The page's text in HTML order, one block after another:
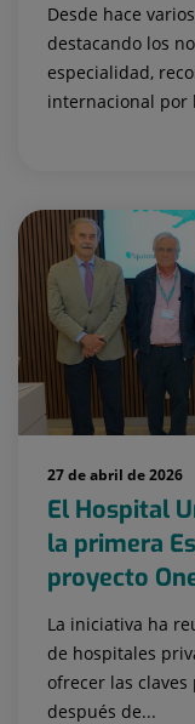
Desde hace
destacando los
especialidad,
internacional por
27 de abril de 2026
El Hospital
la primera
proyecto
La iniciativa ha
de hospitales
ofrecer las
después de...